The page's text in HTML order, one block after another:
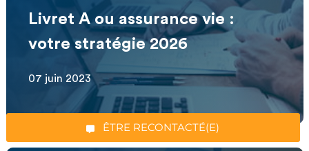
*Champs obligatoires
“Excellent”, 165 avis
ÊTRE RECONTACTÉ(E)
Livret A ou assurance vie :
votre stratégie 2026
07 juin 2023